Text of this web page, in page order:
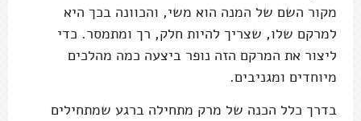
מקור השם של המנה הוא משי, והכוונה בכך היא
למרקם שלו, שצריך להיות חלק, רך ומתמסר. כדי
ליצור את המרקם הזה נופר ביצעה כמה מהלכים
מיוחדים ומגניבים.
בדרך כלל הכנה של מרק מתחילה ברגע שמתחילים